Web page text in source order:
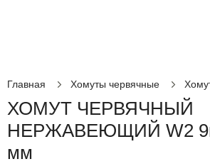
Главная Хомуты червячные
ХОМУТ ЧЕРВЯЧНЫЙ
НЕРЖАВЕЮЩИЙ W2
мм